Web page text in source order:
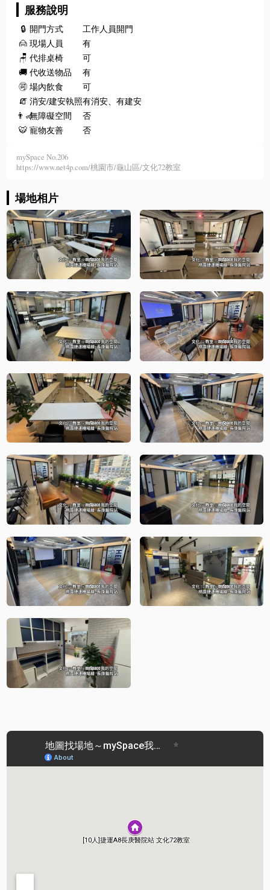
服務說明
🔒 開門方式
工作人員開門
🙍 現場人員
有
🪑 代排桌椅
可
🚚 代收送物品
有
🉑 場內飲食
可
🧯 消安/建安執照有消安、有建安
👨‍🦽無障礙空間
否
🐯 寵物友善 否
mySpace No.206
https://www.net4p.com/桃園市/龜山區/文化72教室
場地相片